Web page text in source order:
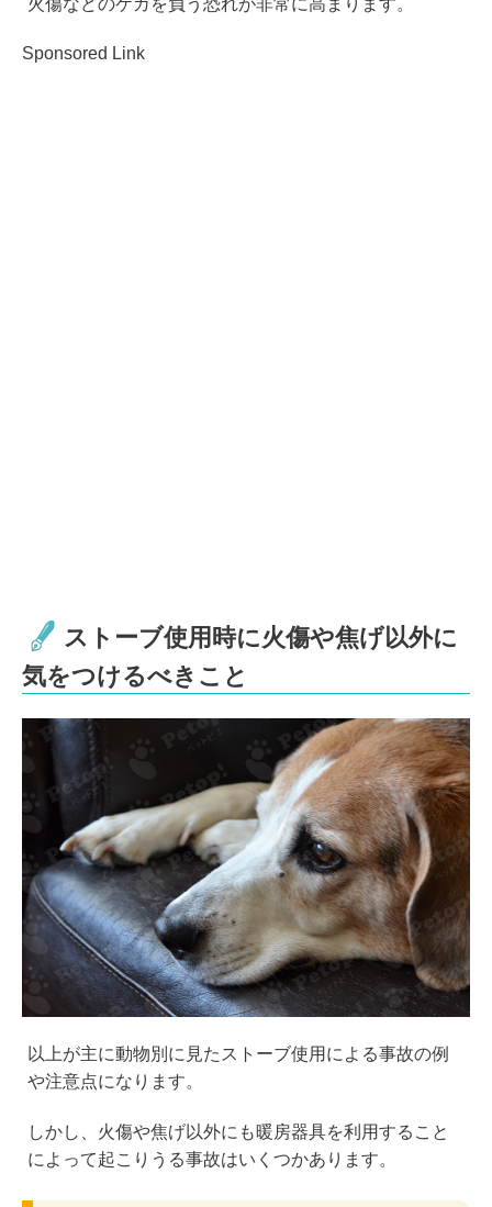
Sponsored Link
ストーブ使用時に火傷や焦げ以外に
気をつけるべきこと
以上が主に動物別に見たストーブ使用による事故の例
や注意点になります。
しかし、火傷や焦げ以外にも暖房器具を利用すること
によって起こりうる事故はいくつかあります。